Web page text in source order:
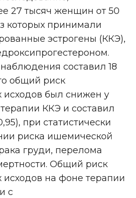
27 тысяч женщин от 50
которых принимали
эстрогены (ККЭ),
составил 18
общий риск
исходов был снижен у
ККЭ и составил
при статистически
риска ишемической
груди, перелома
Общий риск
исходов на фоне терапии
с